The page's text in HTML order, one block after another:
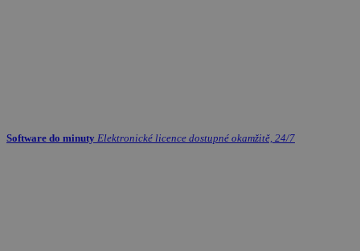
Software do minuty Elektronické licence dostupné okamžitě, 24/7